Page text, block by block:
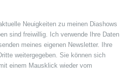
Neuigkeiten zu meinen Diashows
sind freiwillig. Ich verwende Ihre Daten
meines eigenen Newsletter. Ihre
weitergegeben. Sie können sich
einem Mausklick wieder vom